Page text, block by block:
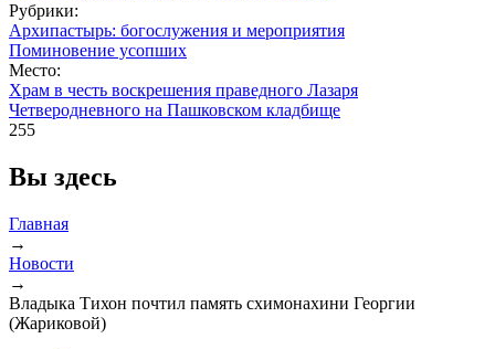
Рубрики:
Архипастырь: богослужения и мероприятия
Поминовение усопших
Место:
Храм в честь воскрешения праведного Лазаря
Четверодневного на Пашковском кладбище
255
Вы здесь
Главная
→
Новости
→
Владыка Тихон почтил память схимонахини Георгии
(Жариковой)